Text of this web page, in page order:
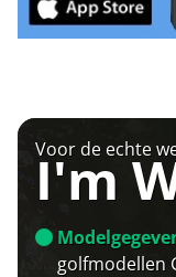
Voor de echte
I'm
golfmodellen